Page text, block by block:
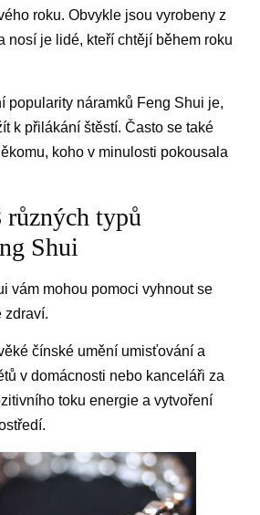
roku. Obvykle jsou vyrobeny z
nosí je lidé, kteří chtějí během roku
popularity náramků Feng Shui je,
k přilákání štěstí. Často se také
koho v minulosti pokousala
typů
Shui
vám mohou pomoci vyhnout se
zdraví.
čínské umění umisťování a
v domácnosti nebo kanceláři za
toku energie a vytvoření